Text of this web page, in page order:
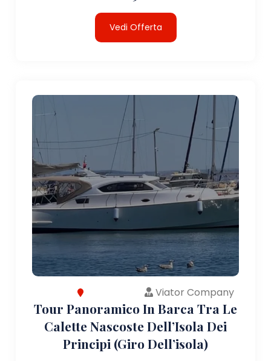
Vedi Offerta
Viator Company
Tour Panoramico In Barca Tra Le
Calette Nascoste Dell’Isola Dei
Principi (giro Dell’isola)